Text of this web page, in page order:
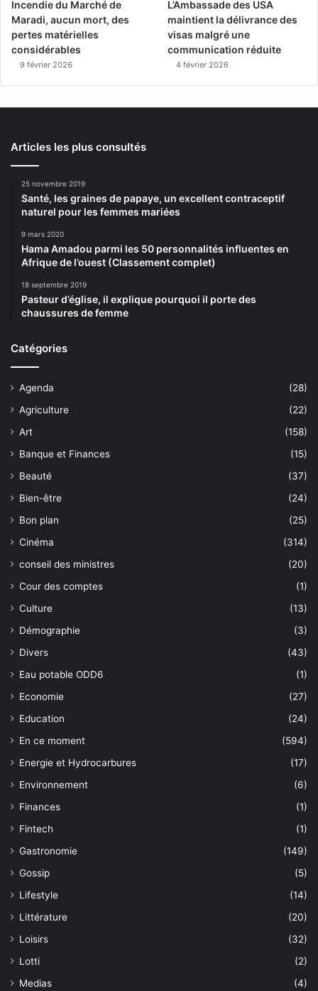
Incendie du Marché de
Maradi, aucun mort, des
pertes matérielles
considérables
9 février 2026
L’Ambassade des USA
maintient la délivrance des
visas malgré une
communication réduite
4 février 2026
Articles les plus consultés
25 novembre 2019
Santé, les graines de papaye, un excellent contraceptif
naturel pour les femmes mariées
9 mars 2020
Hama Amadou parmi les 50 personnalités influentes en
Afrique de l’ouest (Classement complet)
18 septembre 2019
Pasteur d’église, il explique pourquoi il porte des
chaussures de femme
Catégories
Agenda
(28)
Agriculture
(22)
Art
(158)
Banque et Finances
(15)
Beauté
(37)
Bien-être
(24)
Bon plan
(25)
Cinéma
(314)
conseil des ministres
(20)
Cour des comptes
(1)
Culture
(13)
Démographie
(3)
Divers
(43)
Eau potable ODD6
(1)
Economie
(27)
Education
(24)
En ce moment
(594)
Energie et Hydrocarbures
(17)
Environnement
(6)
Finances
(1)
Fintech
(1)
Gastronomie
(149)
Gossip
(5)
Lifestyle
(14)
Littérature
(20)
Loisirs
(32)
Lotti
(2)
Medias
(4)